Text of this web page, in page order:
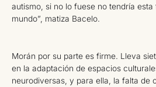
autismo, si no lo fuese no tendría
mundo”, matiza Bacelo.
Morán por su parte es firme. Lleva
en la adaptación de espacios
neurodiversas, y para ella, la falta de